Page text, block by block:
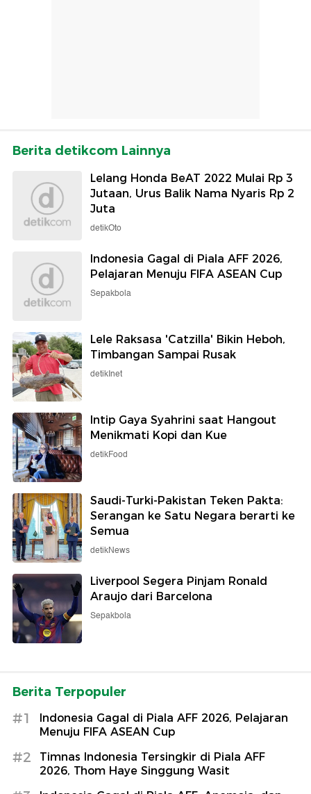
Berita detikcom Lainnya
Lelang Honda BeAT 2022 Mulai Rp 3
Jutaan, Urus Balik Nama Nyaris Rp 2
Juta
detikOto
Indonesia Gagal di Piala AFF 2026,
Pelajaran Menuju FIFA ASEAN Cup
Sepakbola
Lele Raksasa 'Catzilla' Bikin Heboh,
Timbangan Sampai Rusak
detikInet
Intip Gaya Syahrini saat Hangout
Menikmati Kopi dan Kue
detikFood
Saudi-Turki-Pakistan Teken Pakta:
Serangan ke Satu Negara berarti ke
Semua
detikNews
Liverpool Segera Pinjam Ronald
Araujo dari Barcelona
Sepakbola
Berita Terpopuler
#1
Indonesia Gagal di Piala AFF 2026, Pelajaran
Menuju FIFA ASEAN Cup
#2
Timnas Indonesia Tersingkir di Piala AFF
2026, Thom Haye Singgung Wasit